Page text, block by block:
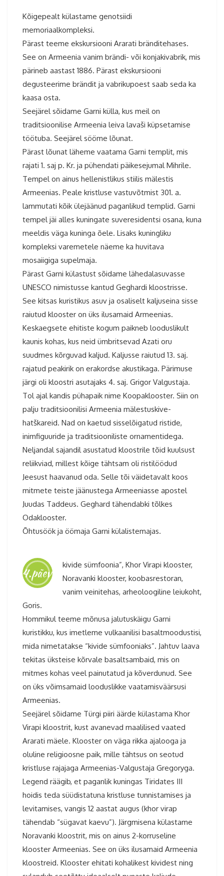
Kõigepealt külastame genotsiidi
memoriaalkompleksi.
Pärast teeme ekskursiooni Ararati bränditehases.
See on Armeenia vanim brändi- või konjakivabrik, mis
pärineb aastast 1886. Pärast ekskursiooni
degusteerime brändit ja vabrikupoest saab seda ka
kaasa osta.
Seejärel sõidame Garni külla, kus meil on
traditsioonilise Armeenia leiva lavaši küpsetamise
töötuba. Seejärel sööme lõunat.
Pärast lõunat läheme vaatama Garni templit, mis
rajati 1. saj p. Kr. ja pühendati päikesejumal Mihrile.
Tempel on ainus hellenistlikus stiilis mälestis
Armeenias. Peale kristluse vastuvõtmist 301. a.
lammutati kõik ülejäänud paganlikud templid. Garni
tempel jäi alles kuningate suveresidentsi osana, kuna
meeldis väga kuninga õele. Lisaks kuningliku
kompleksi varemetele näeme ka huvitava
mosaiigiga supelmaja.
Pärast Garni külastust sõidame lähedalasuvasse
UNESCO nimistusse kantud Geghardi kloostrisse.
See kitsas kuristikus asuv ja osaliselt kaljuseina sisse
raiutud klooster on üks ilusamaid Armeenias.
Keskaegsete ehitiste kogum paikneb looduslikult
kaunis kohas, kus neid ümbritsevad Azati oru
suudmes kõrguvad kaljud. Kaljusse raiutud 13. saj.
rajatud peakirik on erakordse akustikaga. Pärimuse
järgi oli kloostri asutajaks 4. saj. Grigor Valgustaja.
Tol ajal kandis pühapaik nime Koopaklooster. Siin on
palju traditsioonilisi Armeenia mälestuskive-
hatškareid. Nad on kaetud sisselõigatud ristide,
inimfiguuride ja traditsiooniliste ornamentidega.
Neljandal sajandil asustatud kloostrile tõid kuulsust
reliikviad, millest kõige tähtsam oli ristilöödud
Jeesust haavanud oda. Selle tõi väidetavalt koos
mitmete teiste jäänustega Armeeniasse apostel
Juudas Taddeus. Geghard tähendabki tõlkes
Odaklooster.
Õhtusöök ja öömaja Garni külalistemajas.
4.päev
kivide sümfoonia”, Khor Virapi klooster,
Noravanki klooster, koobasrestoran,
vanim veinitehas, arheoloogiline leiukoht,
Goris.
Hommikul teeme mõnusa jalutuskäigu Garni
kuristikku, kus imetleme vulkaanilisi basaltmoodustisi,
mida nimetatakse “kivide sümfooniaks”. Jahtuv laava
tekitas üksteise kõrvale basaltsambaid, mis on
mitmes kohas veel painutatud ja kõverdunud. See
on üks võimsamaid looduslikke vaatamisväärsusi
Armeenias.
Seejärel sõidame Türgi piiri äärde külastama Khor
Virapi kloostrit, kust avanevad maalilised vaated
Ararati mäele. Klooster on väga rikka ajalooga ja
oluline religioosne paik, mille tähtsus on seotud
kristluse rajajaga Armeenias-Valgustaja Gregoryga.
Legend räägib, et paganlik kuningas Tiridates III
hoidis teda süüdistatuna kristluse tunnistamises ja
levitamises, vangis 12 aastat augus (khor virap
tähendab “sügavat kaevu”). Järgmisena külastame
Noravanki kloostrit, mis on ainus 2-korruseline
klooster Armeenias. See on üks ilusamaid Armeenia
kloostreid. Klooster ehitati kohalikest kividest ning